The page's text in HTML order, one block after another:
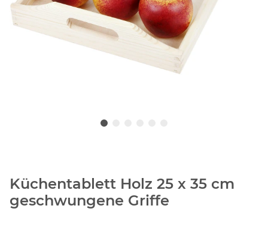
Küchentablett Holz 25 x 35 cm
geschwungene Griffe